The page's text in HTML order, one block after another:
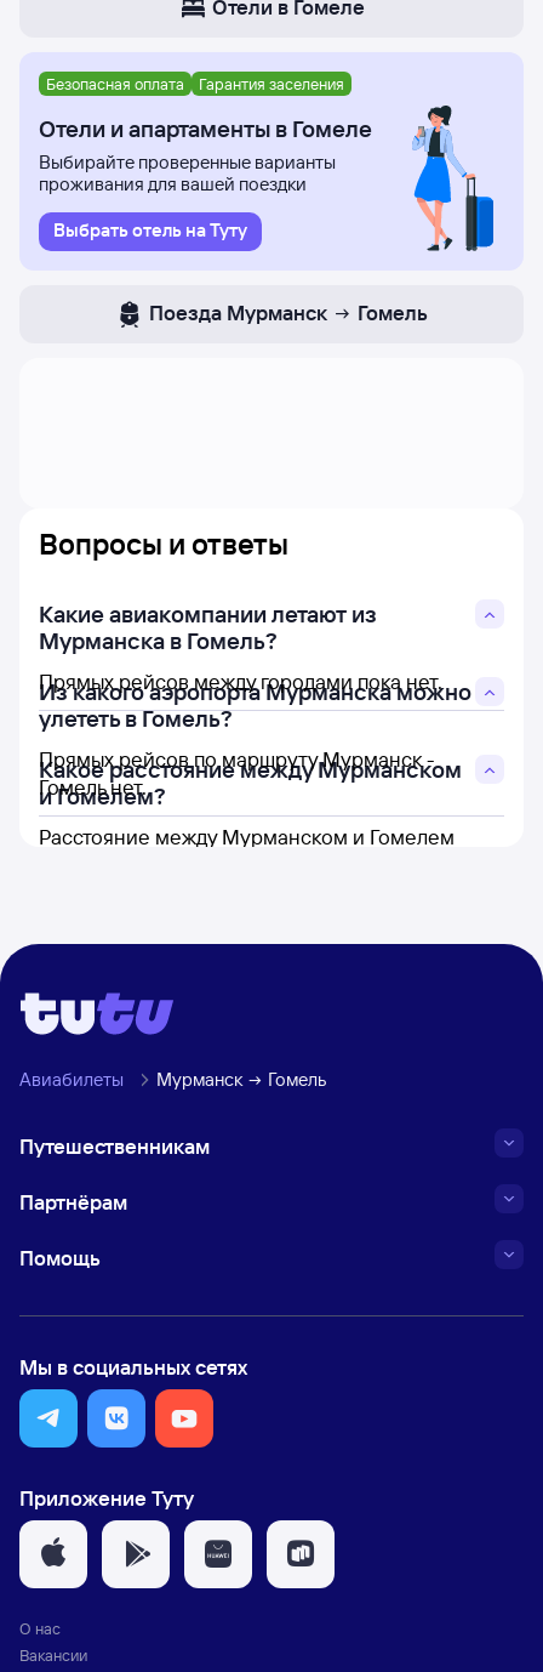
Отели в Гомеле
Безопасная оплата Гарантия заселения
Отели и апартаменты в Гомеле
Выбирайте проверенные варианты
проживания для вашей поездки
Выбрать отель на Туту
Поезда Мурманск Гомель
Вопросы и ответы
Какие авиакомпании летают из
Мурманска в Гомель?
Прямых рейсов между городами пока нет.
Из какого аэропорта Мурманска можно
улететь в Гомель?
Прямых рейсов по маршруту Мурманск -
Гомель нет.
Какое расстояние между Мурманском
и Гомелем?
Расстояние между Мурманском и Гомелем
Авиабилеты Мурманск Гомель
Путешественникам
Партнёрам
Помощь
Мы в социальных сетях
Приложение Туту
О нас
Вакансии